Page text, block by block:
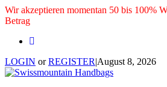
Wir akzeptieren momentan 50 bis 100%
Betrag
LOGIN orREGISTER|August 8, 2026